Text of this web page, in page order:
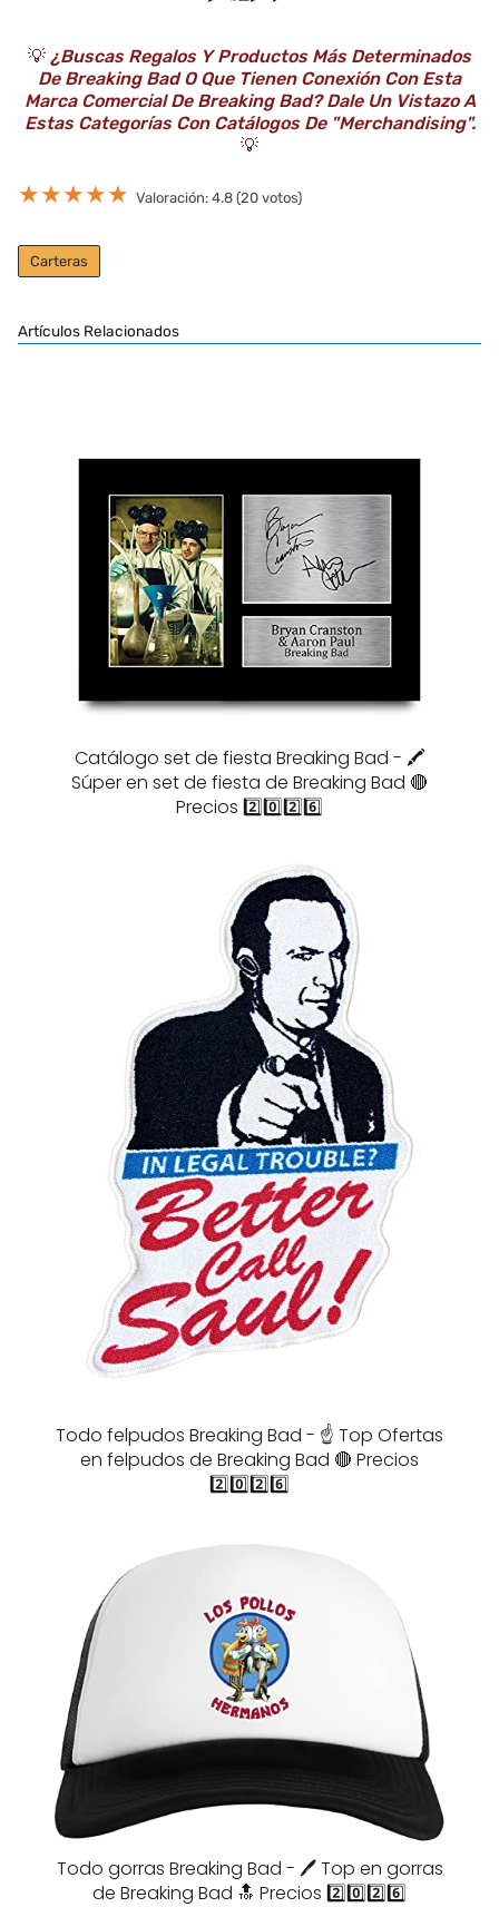
💡 ¿Buscas Regalos Y Productos Más Determinados
De Breaking Bad O Que Tienen Conexión Con Esta
Marca Comercial De Breaking Bad? Dale Un Vistazo A
Estas Categorías Con Catálogos De "Merchandising".
💡
★★★★★ Valoración: 4.8 (20 votos)
Carteras
Artículos Relacionados
Catálogo set de fiesta Breaking Bad - 🖍️
Súper en set de fiesta de Breaking Bad 🔴
Precios 2️⃣0️⃣2️⃣6️⃣
Todo felpudos Breaking Bad - ☝️ Top Ofertas
en felpudos de Breaking Bad 🔴 Precios
2️⃣0️⃣2️⃣6️⃣
Todo gorras Breaking Bad - 🖊️ Top en gorras
de Breaking Bad 🔝 Precios 2️⃣0️⃣2️⃣6️⃣